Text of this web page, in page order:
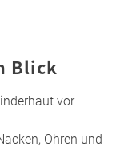
Blick
vor
Ohren und